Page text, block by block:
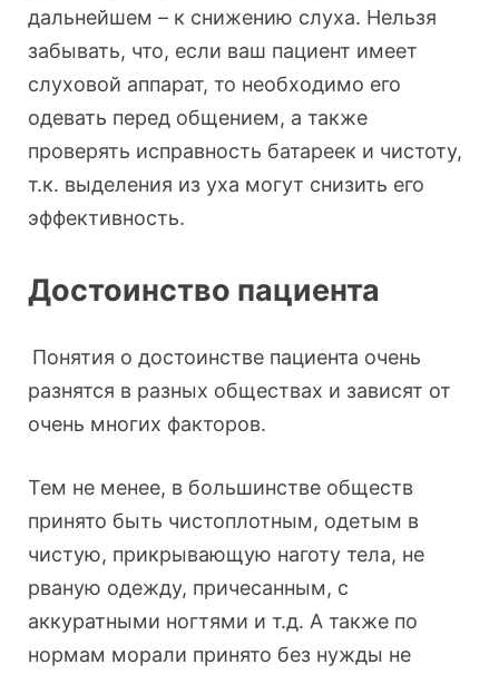
дальнейшем – к снижению слуха. Нельзя
забывать, что, если ваш пациент имеет
слуховой аппарат, то необходимо его
одевать перед общением, а также
проверять исправность батареек и чистоту,
т.к. выделения из уха могут снизить его
эффективность.
Достоинство пациента
Понятия о достоинстве пациента очень
разнятся в разных обществах и зависят от
очень многих факторов.
Тем не менее, в большинстве обществ
принято быть чистоплотным, одетым в
чистую, прикрывающую наготу тела, не
рваную одежду, причесанным, с
аккуратными ногтями и т.д. А также по
нормам морали принято без нужды не